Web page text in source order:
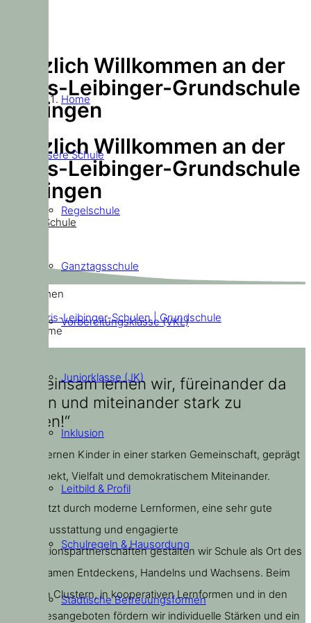
Home
Unsere Schule
Regelschule
Ganztagsschule
Vorbereitungsklasse (VKL)
Juniorklasse (JK)
Inklusion
Leitbild & Profil
Schulregeln & Hausordung
Städtische Betreuungsformen
Herzlich Willkommen an der
Doris-Leibinger-Grundschule
Ditzingen
Herzlich Willkommen an der
Doris-Leibinger-Grundschule
Ditzingen
Unsere Schule
Willkommen
Doris-Leibinger-Schulen | Grundschule
Home
„Gemeinsam lernen wir, füreinander da
zu sein und miteinander stark zu
werden!“
Bei uns lernen Kinder in einer starken Gemeinschaft, geprägt
von Respekt, Vielfalt und demokratischem Miteinander.
Unterstützt durch moderne Lernformen, eine sehr gute
digitale Ausstattung und engagierte
Kooperationspartnerschaften gestalten wir Schule als Ort des
gemeinsamen Entdeckens, Handelns und Wachsens. Beim
Lernen in Clustern, in kooperativen Lernformen und in den
Ganztagesangeboten fördern wir individuelle Stärken und ein